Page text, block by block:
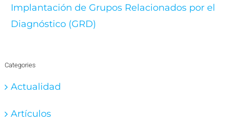
Implantación de Grupos Relacionados por el
Diagnóstico (GRD)
Categories
Actualidad
Artículos